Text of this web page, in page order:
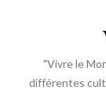
"Vivre le
différentes